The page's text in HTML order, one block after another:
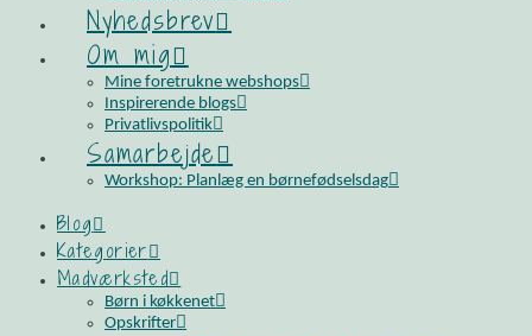
Nyhedsbrev
Om mig
Mine foretrukne webshops
Inspirerende blogs
Privatlivspolitik
Samarbejde
Workshop: Planlæg en børnefødselsdag
Blog
Kategorier
Madværksted
Børn i køkkenet
Opskrifter